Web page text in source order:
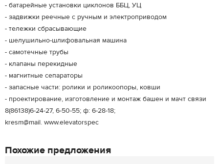
- батарейные установки циклонов ББЦ, УЦ
- задвижки реечные с ручным и электроприводом
- тележки сбрасывающие
- шелушильно-шлифовальная машина
- самотечные трубы
- клапаны перекидные
- магнитные сепараторы
- запасные части: ролики и роликоопоры, ковши
- проектирование, изготовление и монтаж башен и мачт связи
8(86138)6-24-27, 6-50-55; ф: 6-28-18;
kresm@mail. www.elevatorspec
Похожие предложения